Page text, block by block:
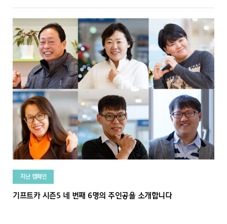
지난 캠페인
기프트카 시즌5 네 번째 6명의 주인공을 소개합니다